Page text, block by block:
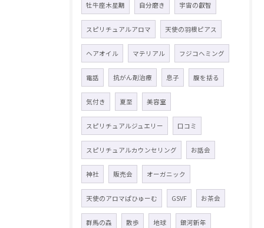
牡牛座木星期 自分磨き 宇宙の叡智
スピリチュアルアロマ 天使の羽根ピアス
ヘアオイル マテリアル フジコヘミング
電話 抗がん剤治療 息子 腹を括る
気付き 夏至 美容室
スピリチュアルジュエリー 口コミ
スピリチュアルカウンセリング お話会
神社 販売会 オーガニック
天使のアロマぱひゅーむ GSVF お茶会
群馬の森 散歩 地球 銀河新年